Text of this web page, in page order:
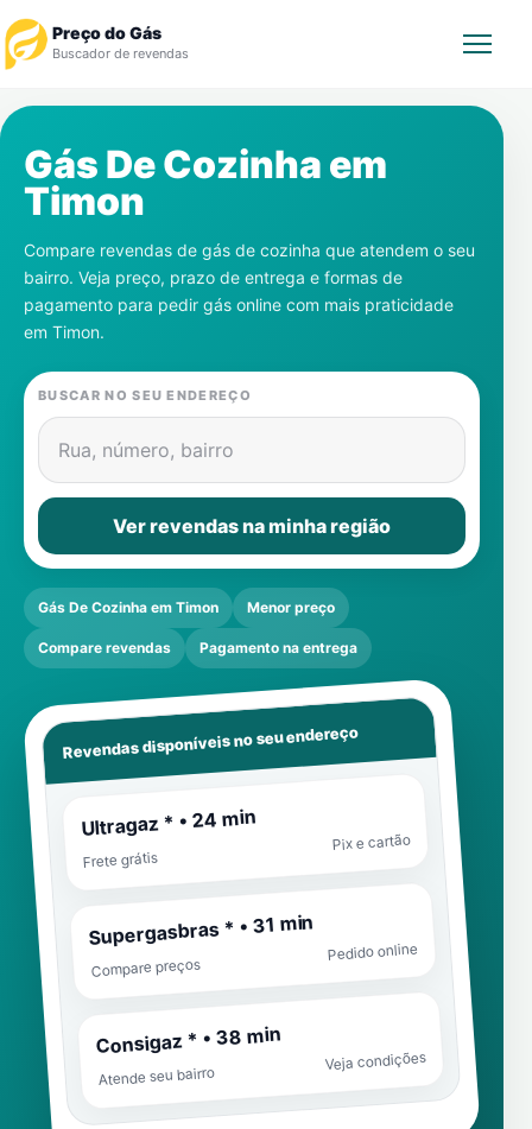
Preço do Gás
Buscador de revendas
Revendedor
Notícias
Cadastre-se
Gás
Contatos
Gás De Cozinha em
Timon
Compare revendas de gás de cozinha que atendem o seu
bairro. Veja preço, prazo de entrega e formas de
pagamento para pedir gás online com mais praticidade
em Timon.
BUSCAR NO SEU ENDEREÇO
Rua, número, bairro
Ver revendas na minha região
Gás De Cozinha em Timon Menor preço
Compare revendas Pagamento na entrega
Revendas disponíveis no seu endereço
Ultragaz * • 24 min
Frete grátis
Pix e cartão
Supergasbras * • 31 min
Compare preços
Pedido online
Consigaz * • 38 min
Atende seu bairro
Veja condições